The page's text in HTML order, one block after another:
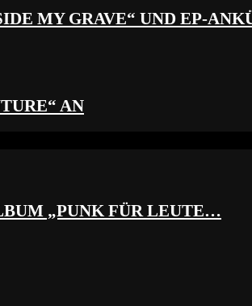
MY GRAVE“ UND EP-
AN
„PUNK FÜR LEUTE…